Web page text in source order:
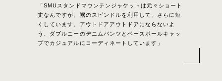
「SMUスタンドマウンテンジャケットは元々ショート
丈なんですが、裾のスピンドルを利用して、さらに短
くしています。アウトドアアウトドアにならないよ
う、ダブルニーのデニムパンツとベースボールキャッ
プでカジュアルにコーディネートしています」